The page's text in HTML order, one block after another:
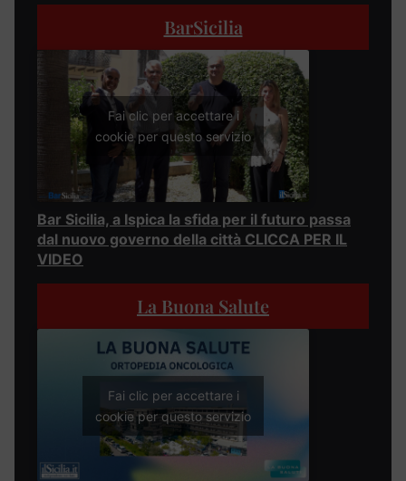
BarSicilia
Fai clic per accettare i
cookie per questo servizio
Bar Sicilia, a Ispica la sfida per il futuro passa
dal nuovo governo della città CLICCA PER IL
VIDEO
La Buona Salute
Fai clic per accettare i
cookie per questo servizio